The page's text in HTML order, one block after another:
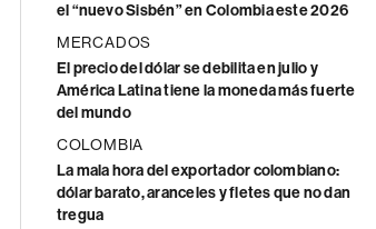
el “nuevo Sisbén” en Colombia este 2026
MERCADOS
El precio del dólar se debilita en julio y
América Latina tiene la moneda más fuerte
del mundo
COLOMBIA
La mala hora del exportador colombiano:
dólar barato, aranceles y fletes que no dan
tregua